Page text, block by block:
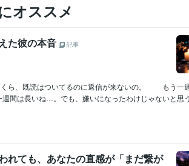
オススメ
た彼の本音
記事
くら、既読はついてるのに返信が来ないの。 もう一週
間は長いね…。でも、嫌いになったわけじゃないと思
れても、あなたの直感が「まだ繋が